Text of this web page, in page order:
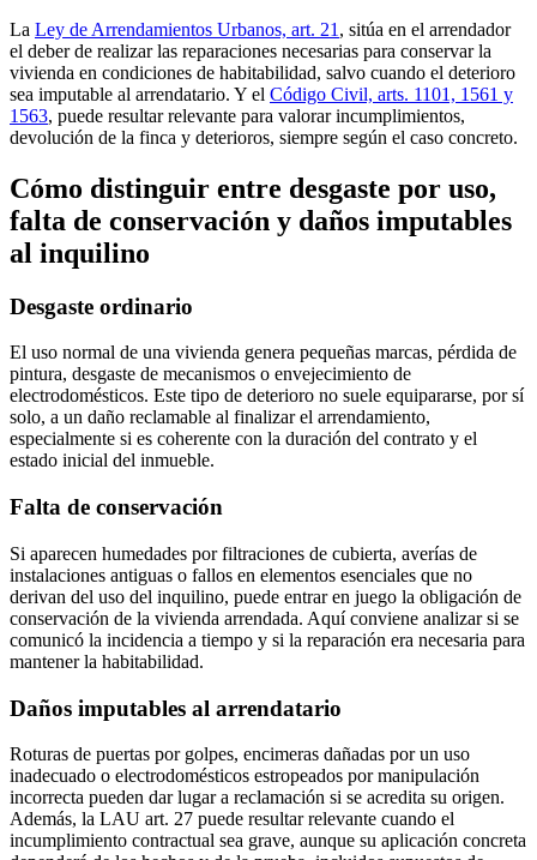
La Ley de Arrendamientos Urbanos, art. 21 , sitúa en el arrendador
el deber de realizar las reparaciones necesarias para conservar la
vivienda en condiciones de habitabilidad, salvo cuando el deterioro
sea imputable al arrendatario. Y el Código Civil, arts. 1101, 1561 y
1563, puede resultar relevante para valorar incumplimientos,
devolución de la finca y deterioros, siempre según el caso concreto.
Cómo distinguir entre desgaste por uso,
falta de conservación y daños imputables
al inquilino
Desgaste ordinario
El uso normal de una vivienda genera pequeñas marcas, pérdida de
pintura, desgaste de mecanismos o envejecimiento de
electrodomésticos. Este tipo de deterioro no suele equipararse, por sí
solo, a un daño reclamable al finalizar el arrendamiento,
especialmente si es coherente con la duración del contrato y el
estado inicial del inmueble.
Falta de conservación
Si aparecen humedades por filtraciones de cubierta, averías de
instalaciones antiguas o fallos en elementos esenciales que no
derivan del uso del inquilino, puede entrar en juego la obligación de
conservación de la vivienda arrendada. Aquí conviene analizar si se
comunicó la incidencia a tiempo y si la reparación era necesaria para
mantener la habitabilidad.
Daños imputables al arrendatario
Roturas de puertas por golpes, encimeras dañadas por un uso
inadecuado o electrodomésticos estropeados por manipulación
incorrecta pueden dar lugar a reclamación si se acredita su origen.
Además, la LAU art. 27 puede resultar relevante cuando el
incumplimiento contractual sea grave, aunque su aplicación concreta